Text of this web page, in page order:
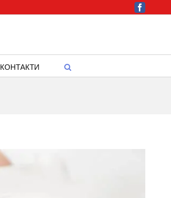
Facebook
КОНТАКТИ